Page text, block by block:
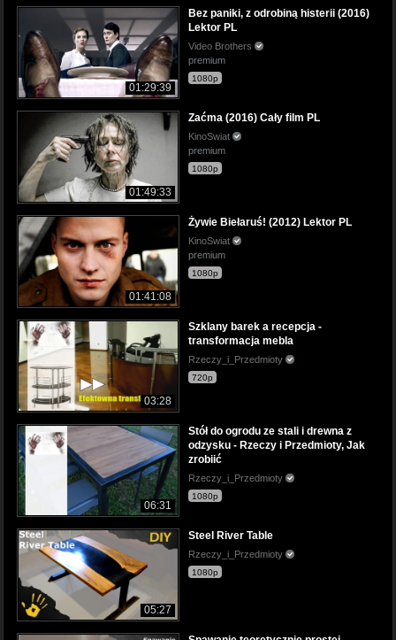
01:29:39
Bez paniki, z odrobiną histerii (2016)
Lektor PL
Video Brothers
premium
1080p
01:49:33
Zaćma (2016) Cały film PL
KinoSwiat
premium
1080p
01:41:08
Żywie Biełaruś! (2012) Lektor PL
KinoSwiat
premium
1080p
03:28
Szklany barek a recepcja -
transformacja mebla
Rzeczy_i_Przedmioty
720p
06:31
Stół do ogrodu ze stali i drewna z
odzysku - Rzeczy i Przedmioty, Jak
zrobiić
Rzeczy_i_Przedmioty
1080p
05:27
Steel River Table
Rzeczy_i_Przedmioty
1080p